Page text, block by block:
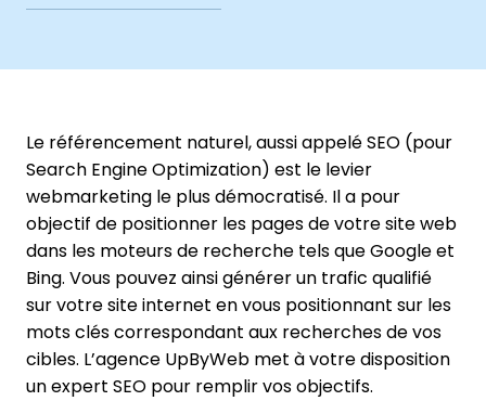
Le référencement naturel, aussi appelé SEO (pour
Search Engine Optimization) est le levier
webmarketing le plus démocratisé. Il a pour
objectif de positionner les pages de votre site web
dans les moteurs de recherche tels que Google et
Bing. Vous pouvez ainsi générer un trafic qualifié
sur votre site internet en vous positionnant sur les
mots clés correspondant aux recherches de vos
cibles. L’agence UpByWeb met à votre disposition
un expert SEO pour remplir vos objectifs.